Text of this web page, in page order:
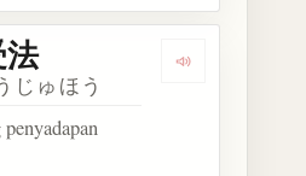
近傍天体 Dengarkan
じゅほう